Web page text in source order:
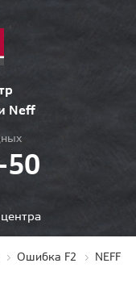
Neff
50
Ошибка F2
NEFF